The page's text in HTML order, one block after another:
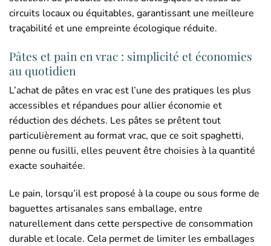
circuits locaux ou équitables, garantissant une meilleure
traçabilité et une empreinte écologique réduite.
Pâtes et pain en vrac : simplicité et économies
au quotidien
L’achat de pâtes en vrac est l’une des pratiques les plus
accessibles et répandues pour allier économie et
réduction des déchets. Les pâtes se prêtent tout
particulièrement au format vrac, que ce soit spaghetti,
penne ou fusilli, elles peuvent être choisies à la quantité
exacte souhaitée.
Le pain, lorsqu’il est proposé à la coupe ou sous forme de
baguettes artisanales sans emballage, entre
naturellement dans cette perspective de consommation
durable et locale. Cela permet de limiter les emballages